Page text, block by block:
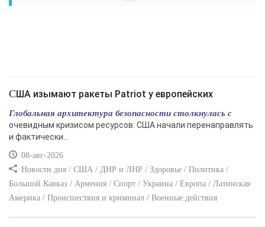
США изымают ракеты Patriot у европейских
Глобальная архитектура безопасности столкнулась с
очевидным кризисом ресурсов: США начали перенаправлять
и фактически...
08-авг-2026
Новости дня / США / ДНР и ЛНР / Здоровье / Политика /
Большой Кавказ / Армения / Спорт / Украина / Европа / Латинская
Америка / Происшествия и криминал / Военные действия